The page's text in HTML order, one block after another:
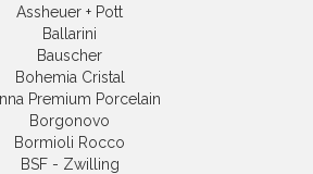
Assheuer + Pott
Ballarini
Bauscher
Bohemia Cristal
Premium Porcelain
Borgonovo
Bormioli Rocco
BSF - Zwilling